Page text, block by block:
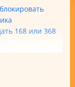
168 или 368
в меню